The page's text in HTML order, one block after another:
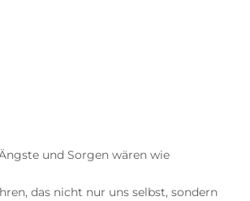
und Sorgen wären wie
das nicht nur uns selbst, sondern